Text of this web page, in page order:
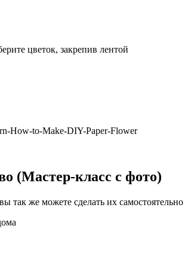
цветок, закрепив лентой
How-to-Make-DIY-Paper-Flower
(Мастер-класс с фото)
так же можете сделать их самостоятельно